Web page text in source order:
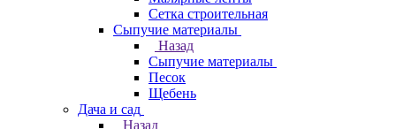
Сетка строительная
Сыпучие материалы
Назад
Сыпучие материалы
Песок
Щебень
Дача и сад
Назад